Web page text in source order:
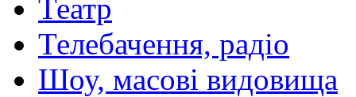
Театр
Телебачення, радіо
Шоу, масові видовища